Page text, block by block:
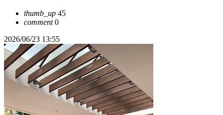
thumb_up 45
comment0
2026/06/23 13:55